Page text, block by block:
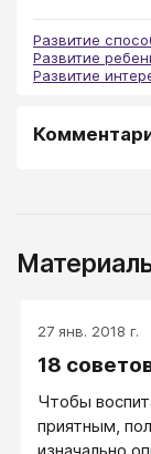
Развитие
Развитие
Развитие
27 янв. 2018 г.
18
Чтобы
приятным,